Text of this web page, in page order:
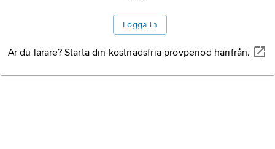
Logga in
Är du lärare? Starta din kostnadsfria provperiod härifrån.